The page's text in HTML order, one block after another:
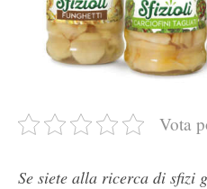
Vota
Se siete alla ricerca di sfizi